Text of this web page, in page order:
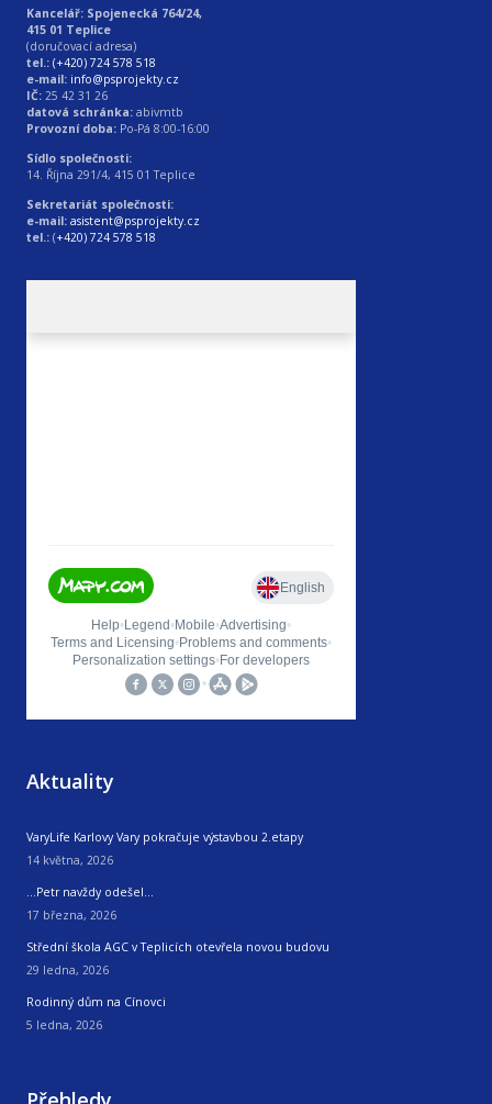
Kancelář: Spojenecká 764/24,
415 01 Teplice
(doručovací adresa)
tel.: (+420) 724 578 518
e-mail: info@psprojekty.cz
IČ: 25 42 31 26
datová schránka: abivmtb
Provozní doba: Po-Pá 8:00-16:00
Sídlo společnosti:
14. Října 291/4, 415 01 Teplice
Sekretariát společnosti:
e-mail: asistent@psprojekty.cz
tel.: (+420) 724 578 518
Aktuality
VaryLife Karlovy Vary pokračuje výstavbou 2.etapy
14 května, 2026
…Petr navždy odešel…
17 března, 2026
Střední škola AGC v Teplicích otevřela novou budovu
29 ledna, 2026
Rodinný dům na Cínovci
5 ledna, 2026